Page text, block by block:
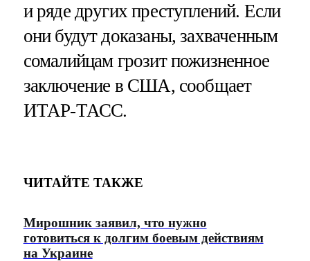
и ряде других преступлений. Если
они будут доказаны, захваченным
сомалийцам грозит пожизненное
заключение в США, сообщает
ИТАР-ТАСС.
ЧИТАЙТЕ ТАКЖЕ
Мирошник заявил, что нужно
готовиться к долгим боевым действиям
на Украине